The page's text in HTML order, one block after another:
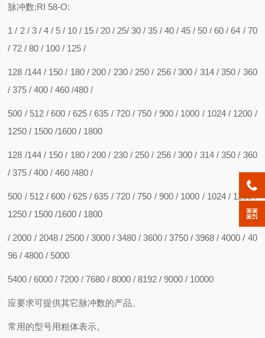
脉冲数:RI 58-O:
1 / 2 / 3 / 4 / 5 / 10 / 15 / 20 / 25/ 30 / 35 / 40 / 45 / 50 / 60 / 64 / 70
/ 72 / 80 / 100 / 125 /
128 /144 / 150 / 180 / 200 / 230 / 250 / 256 / 300 / 314 / 350 / 360
/ 375 / 400 / 460 /480 /
500 / 512 / 600 / 625 / 635 / 720 / 750 / 900 / 1000 / 1024 / 1200 /
1250 / 1500 /1600 / 1800
128 /144 / 150 / 180 / 200 / 230 / 250 / 256 / 300 / 314 / 350 / 360
/ 375 / 400 / 460 /480 /
500 / 512 / 600 / 625 / 635 / 720 / 750 / 900 / 1000 / 1024 / 1200 /
1250 / 1500 /1600 / 1800
/ 2000 / 2048 / 2500 / 3000 / 3480 / 3600 / 3750 / 3968 / 4000 / 40
96 / 4800 / 5000
5400 / 6000 / 7200 / 7680 / 8000 / 8192 / 9000 / 10000
应要求可提供其它脉冲数的产品。
常用的型号用粗体表示。